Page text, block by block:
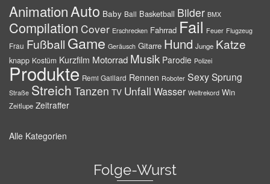
AnimationAuto Baby Ball Basketball Bilder BMX
Compilation Cover Erschrecken Fahrrad Fail Feuer Flugzeug
Frau Fußball Game Geräusch Gitarre Hund Junge Katze
knapp Kostüm Kurzfilm Motorrad Musik Parodie Polizei
Produkte Remi Gaillard Rennen Roboter SexySprung
Straße Streich Tanzen TV Unfall Wasser Weltrekord Win
Zeitlupe Zeitraffer
Alle Kategorien
Folge-Wurst